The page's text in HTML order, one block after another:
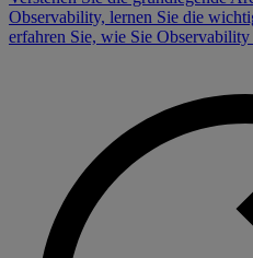
Observability, lernen Sie die
erfahren Sie, wie Sie